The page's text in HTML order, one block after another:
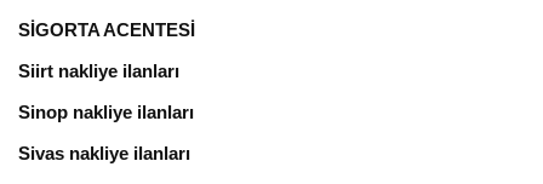
SİGORTA ACENTESİ
Siirt nakliye ilanları
Sinop nakliye ilanları
Sivas nakliye ilanları